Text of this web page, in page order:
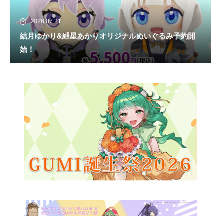
2026.07.21
結月ゆかり&紲星あかりオリジナルぬいぐるみ予約開
始！